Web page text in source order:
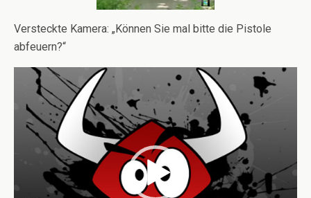
Versteckte Kamera: „Können Sie mal bitte die Pistole
abfeuern?“
Video-
Player